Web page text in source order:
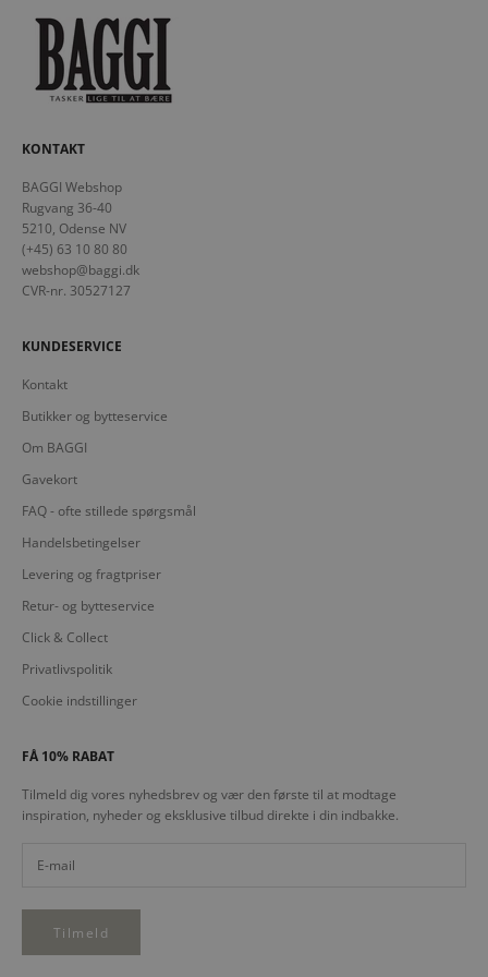
KONTAKT
BAGGI Webshop
Rugvang 36-40
5210, Odense NV
(+45) 63 10 80 80
webshop@baggi.dk
CVR-nr. 30527127
KUNDESERVICE
Kontakt
Butikker og bytteservice
Om BAGGI
Gavekort
FAQ - ofte stillede spørgsmål
Handelsbetingelser
Levering og fragtpriser
Retur- og bytteservice
Click & Collect
Privatlivspolitik
Cookie indstillinger
FÅ 10% RABAT
Tilmeld dig vores nyhedsbrev og vær den første til at modtage
inspiration, nyheder og eksklusive tilbud direkte i din indbakke.
Tilmeld